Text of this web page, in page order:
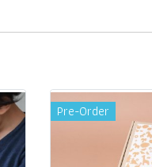
Pre-Order